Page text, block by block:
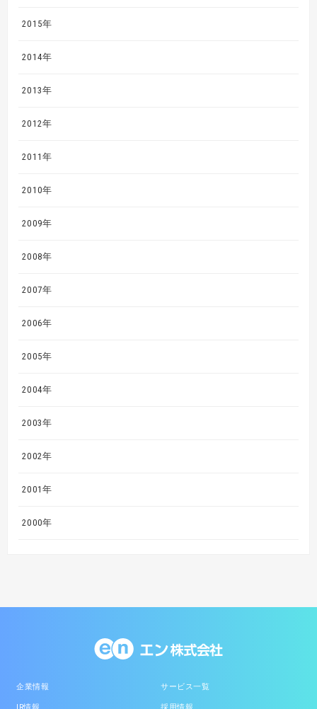
2015年
2014年
2013年
2012年
2011年
2010年
2009年
2008年
2007年
2006年
2005年
2004年
2003年
2002年
2001年
2000年
企業情報 サービス一覧